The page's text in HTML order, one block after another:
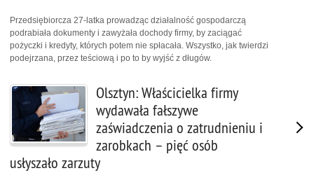
Przedsiębiorcza 27-latka prowadząc działalność gospodarczą
podrabiała dokumenty i zawyżała dochody firmy, by zaciągać
pożyczki i kredyty, których potem nie spłacała. Wszystko, jak twierdzi
podejrzana, przez teściową i po to by wyjść z długów.
Olsztyn: Właścicielka firmy
wydawała fałszywe
zaświadczenia o zatrudnieniu i
zarobkach – pięć osób
usłyszało zarzuty